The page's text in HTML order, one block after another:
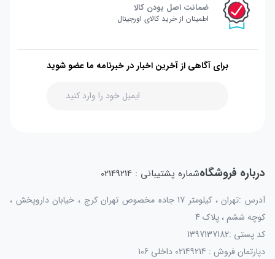
ضمانت اصل بودن کالا
اطمینان از خرید کالای اورجینال
برای آگاهی از آخرین اخبار در خبرنامه ما عضو شوید
درباره فروشگاهشماره پشتیبانی : 02149214
آدرس :تهران ، کیلومتر 17 جاده مخصوص تهران کرج ، خیابان داروپخش ،
کوچه ششم ، پلاک 4
کد پستی :1397137182
دپارتمان فروش : 02149214 داخلی 106